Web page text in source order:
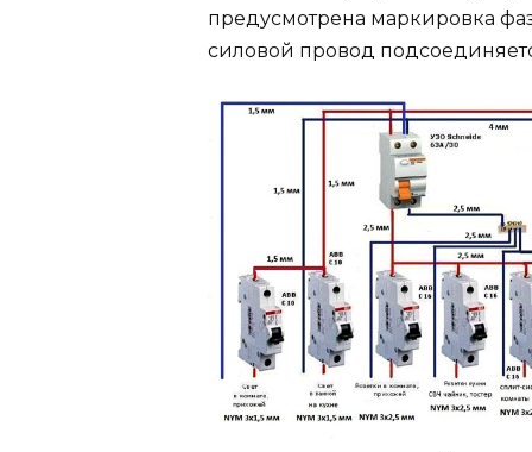
предусмотрена маркировка
силовой провод